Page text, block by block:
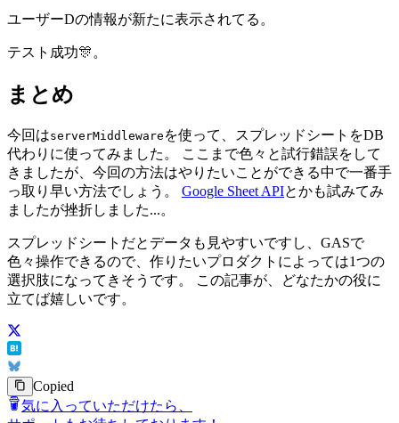
ユーザーDの情報が新たに表示されてる。
テスト成功🎊。
まとめ
今回はserverMiddleware を使って、スプレッドシートをDB
代わりに使ってみました。 ここまで色々と試行錯誤をして
きましたが、今回の方法はやりたいことができる中で一番手
っ取り早い方法でしょう。 Google Sheet APIとかも試みてみ
ましたが挫折しました...。
スプレッドシートだとデータも見やすいですし、GASで
色々操作できるので、作りたいプロダクトによっては1つの
選択肢になってきそうです。 この記事が、どなたかの役に
立てば嬉しいです。
Copied
気に入っていただけたら、